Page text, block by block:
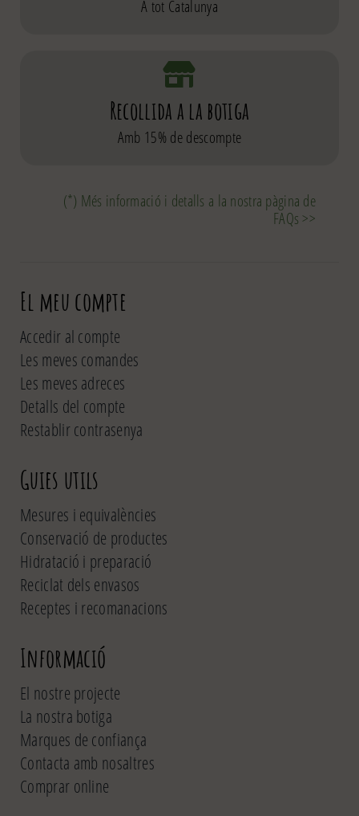
A tot Catalunya
Recollida a la botiga
Amb 15% de descompte
(*) Més informació i detalls a la nostra pàgina de
FAQs >>
El meu compte
Accedir al compte
Les meves comandes
Les meves adreces
Detalls del compte
Restablir contrasenya
Guies utils
Mesures i equivalències
Conservació de productes
Hidratació i preparació
Reciclat dels envasos
Receptes i recomanacions
Informació
El nostre projecte
La nostra botiga
Marques de confiança
Contacta amb nosaltres
Comprar online